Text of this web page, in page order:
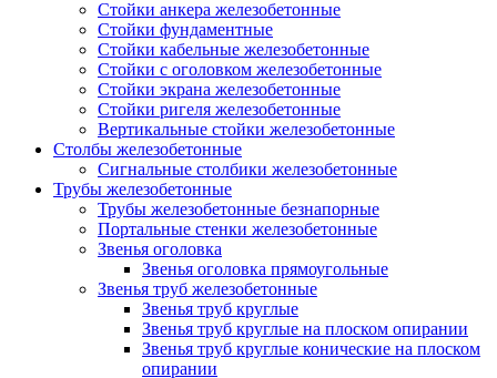
Стойки анкера железобетонные
Стойки фундаментные
Стойки кабельные железобетонные
Стойки с оголовком железобетонные
Стойки экрана железобетонные
Стойки ригеля железобетонные
Вертикальные стойки железобетонные
Столбы железобетонные
Сигнальные столбики железобетонные
Трубы железобетонные
Трубы железобетонные безнапорные
Портальные стенки железобетонные
Звенья оголовка
Звенья оголовка прямоугольные
Звенья труб железобетонные
Звенья труб круглые
Звенья труб круглые на плоском опирании
Звенья труб круглые конические на плоском
опирании